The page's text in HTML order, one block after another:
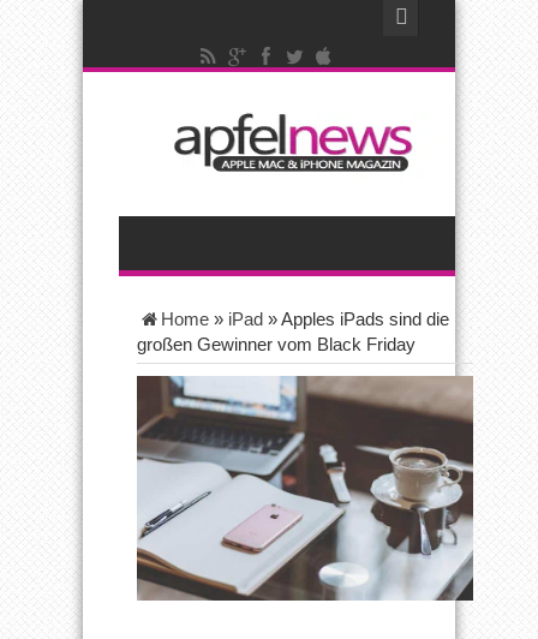
Home » iPad »Apples iPads sind die
großen Gewinner vom Black Friday